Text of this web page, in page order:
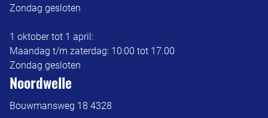
Zondag gesloten
1 oktober tot 1 april:
Maandag t/m zaterdag: 10:00 tot 17.00
Zondag gesloten
Noordwelle
Bouwmansweg 18 4328